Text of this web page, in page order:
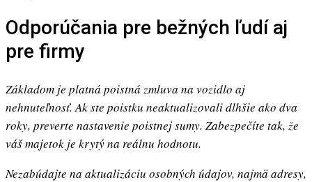
Odporúčania pre bežných ľudí aj
pre firmy
Základom je platná poistná zmluva na vozidlo aj
nehnuteľnosť. Ak ste poistku neaktualizovali dlhšie ako dva
roky, preverte nastavenie poistnej sumy. Zabezpečíte tak, že
váš majetok je krytý na reálnu hodnotu.
Nezabúdajte na aktualizáciu osobných údajov, najmä adresy,